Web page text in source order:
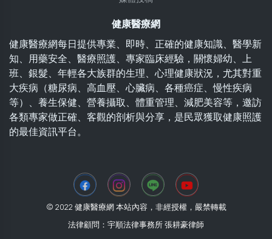
健康醫療網
健康醫療網每日提供專業、即時、正確的健康知識、醫學新
知、用藥安全、醫療照護、專家臨床經驗，關懷婦幼、上
班、銀髮、年輕各大族群的生理、心理健康狀況，尤其對重
大疾病（糖尿病、高血壓、心臟病、各種癌症、慢性疾病
等）、養生保健、營養攝取、體重管理、減肥美容等，邀訪
各類專家做正確、客觀的剖析與分享，是民眾獲取健康照護
的最佳資訊平台。
© 2022 健康醫療網 本站內容，非經授權，嚴禁轉載
法律顧問：宇順法律事務所 張耕豪律師